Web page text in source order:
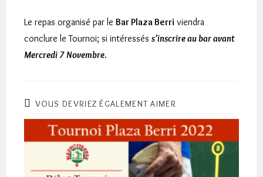
Le repas organisé par leBar Plaza Berri viendra
conclure le Tournoi; si intéresséss’inscrire au bar avant
Mercredi 7 Novembre.
VOUS DEVRIEZ ÉGALEMENT AIMER